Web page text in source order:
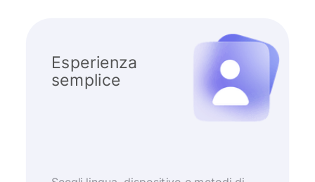
Esperienza
semplice